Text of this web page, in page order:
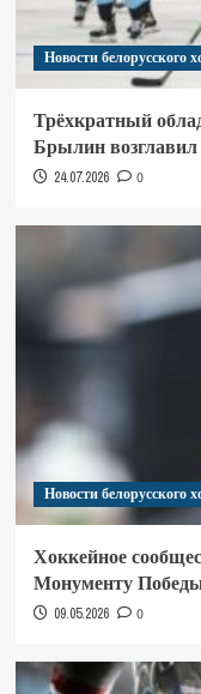
Новости белорусского
Трёхкратный
Брылин
24.07.2026 0
Новости белорусского
Хоккейное
Монументу
09.05.2026 0